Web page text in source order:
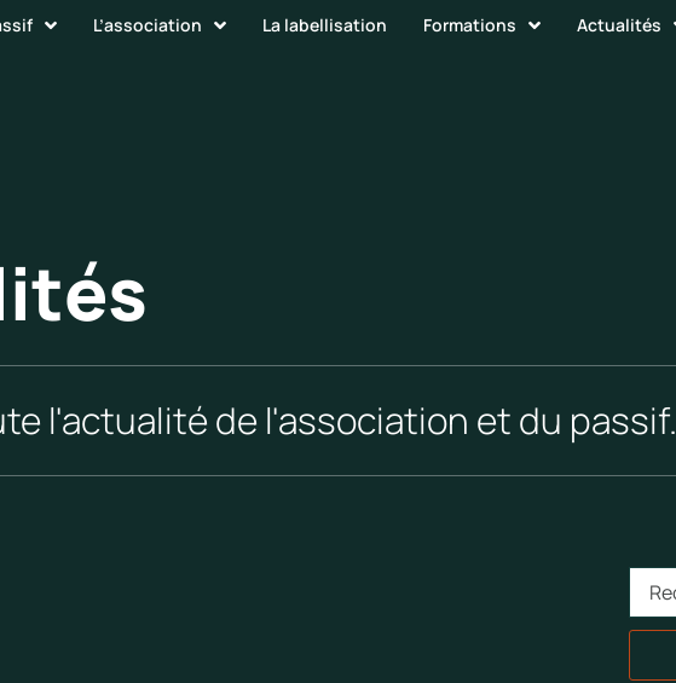
L’association La labellisation Formations Actualités
l'actualité de l'association et du passif.